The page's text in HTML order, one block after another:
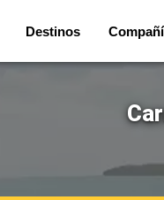
Destinos